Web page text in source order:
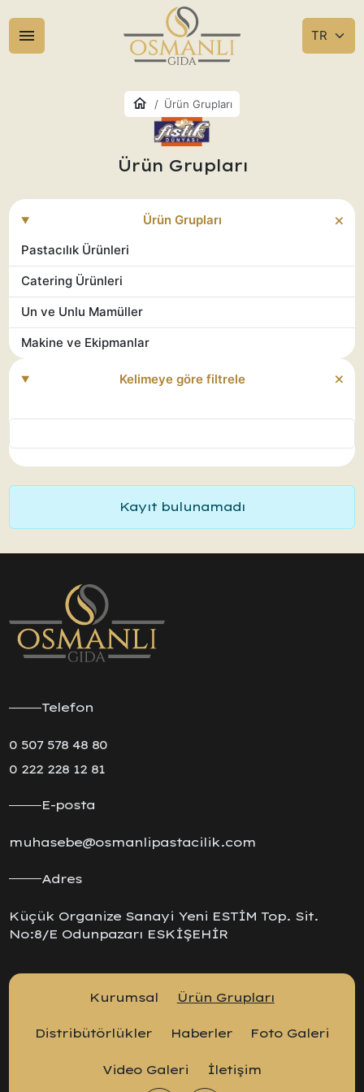
Ürün Grupları
Ürün Grupları
Ürün Grupları
Pastacılık Ürünleri
Catering Ürünleri
Un ve Unlu Mamüller
Makine ve Ekipmanlar
Kelimeye göre filtrele
Kayıt bulunamadı
Telefon
0 507 578 48 80
0 222 228 12 81
E-posta
muhasebe@osmanlipastacilik.com
Adres
Küçük Organize Sanayi Yeni ESTİM Top. Sit.
No:8/E Odunpazarı ESKİŞEHİR
Kurumsal Ürün Grupları
Distribütörlükler Haberler Foto Galeri
Video Galeri İletişim